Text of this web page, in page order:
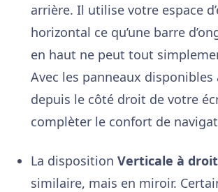
arrière. Il utilise votre espace
horizontal ce qu’une barre
en haut ne peut tout
Avec les panneaux disponibles
depuis le côté droit de votre
complèter le confort de
La disposition Verticale à
similaire, mais en miroir.